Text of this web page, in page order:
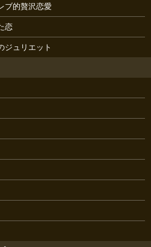
ブ的贅沢恋愛
恋
ジュリエット